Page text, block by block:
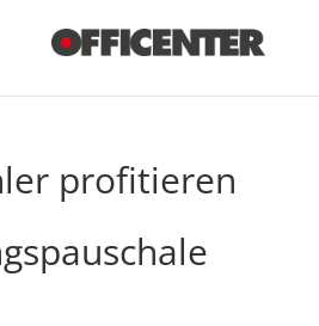
profitieren